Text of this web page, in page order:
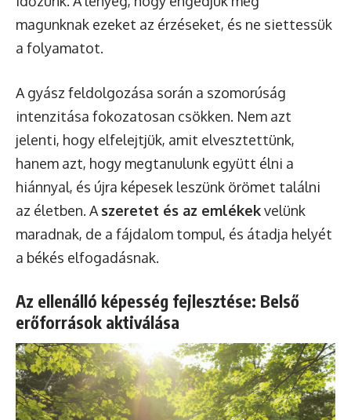
magunknak ezeket az érzéseket, és ne siettessük
a folyamatot.
A gyász feldolgozása során a szomorúság
intenzitása fokozatosan csökken. Nem azt
jelenti, hogy elfelejtjük, amit elvesztettünk,
hanem azt, hogy megtanulunk együtt élni a
hiánnyal, és újra képesek leszünk örömet találni
az életben. A szeretet és az emlékekvelünk
maradnak, de a fájdalom tompul, és átadja helyét
a békés elfogadásnak.
Az ellenálló képesség fejlesztése: Belső
erőforrások aktiválása